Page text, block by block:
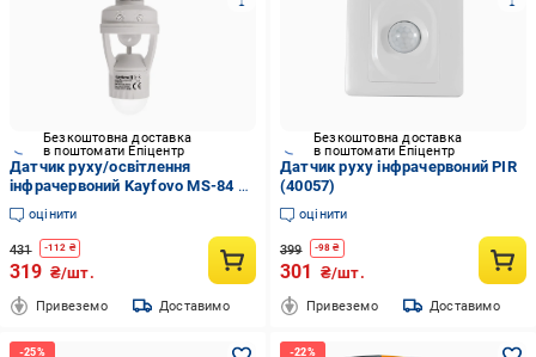
Безкоштовна доставка
в поштомати Епіцентр
Датчик руху/освітлення
інфрачервоний Kayfovo MS-84 з
таймером у патрон E27 (28953)
оцінити
431 -112 ₴
319 ₴/шт.
Привеземо Доставимо
Безкоштовна доставка
в поштомати Епіцентр
Датчик руху інфрачервоний PIR
(40057)
оцінити
399 -98 ₴
301 ₴/шт.
Привеземо Доставимо